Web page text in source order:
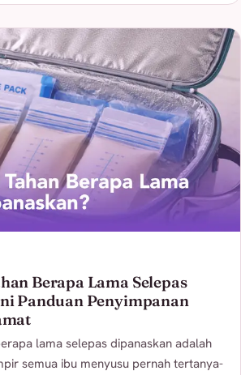
Berapa Lama Selepas
Panduan Penyimpanan
lama selepas dipanaskan adalah
semua ibu menyusu pernah tertanya-